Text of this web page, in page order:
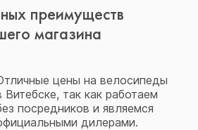
преимуществ
магазина
цены на велосипеды
Витебске, так как работаем
посредников и являемся
дилерами.